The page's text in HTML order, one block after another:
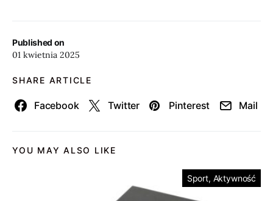
Published on
01 kwietnia 2025
SHARE ARTICLE
Facebook Twitter Pinterest Mail
YOU MAY ALSO LIKE
Sport, Aktywność